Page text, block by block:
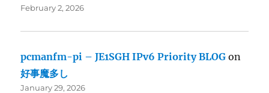
February 2, 2026
pcmanfm-pi – JE1SGH IPv6 Priority BLOG on
好事魔多し
January 29, 2026